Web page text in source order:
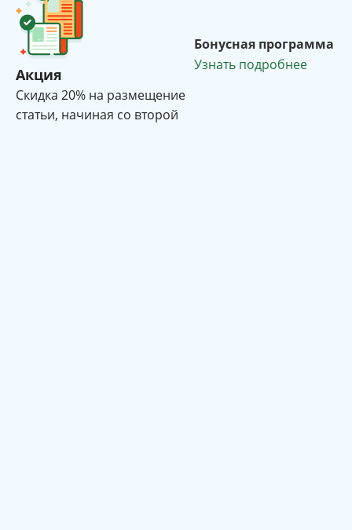
Акция
Cкидка 20% на размещение
статьи, начиная со второй
Бонусная программа
Узнать подробнее